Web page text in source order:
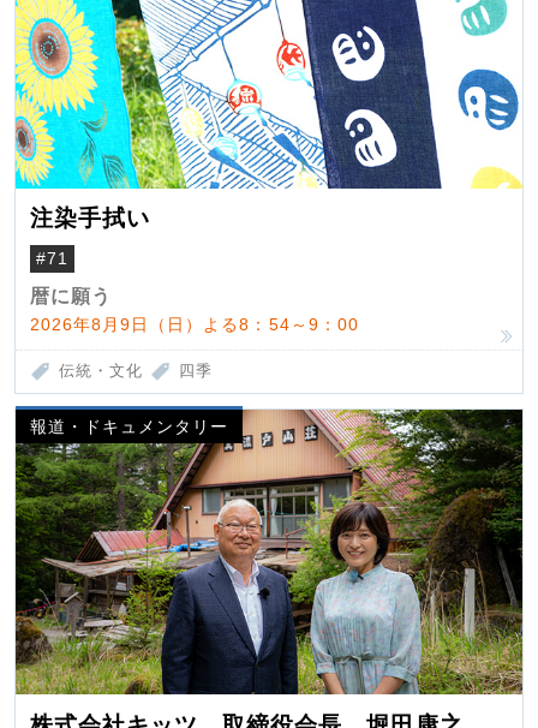
注染手拭い
#71
暦に願う
2026年8月9日（日）よる8：54～9：00
伝統・文化 四季
報道・ドキュメンタリー